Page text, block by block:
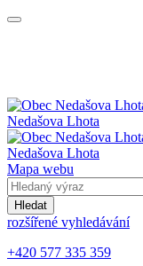
Nedašova Lhota
Nedašova Lhota
Mapa webu
Hledat
rozšířené vyhledávání
+420 577 335 359